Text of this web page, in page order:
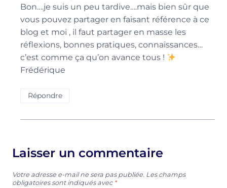
Bon….je suis un peu tardive….mais bien sûr que
vous pouvez partager en faisant référence à ce
blog et moi , il faut partager en masse les
réflexions, bonnes pratiques, connaissances…
c’est comme ça qu’on avance tous !
Frédérique
Répondre
Laisser un commentaire
Votre adresse e-mail ne sera pas publiée. Les champs
obligatoires sont indiqués avec *